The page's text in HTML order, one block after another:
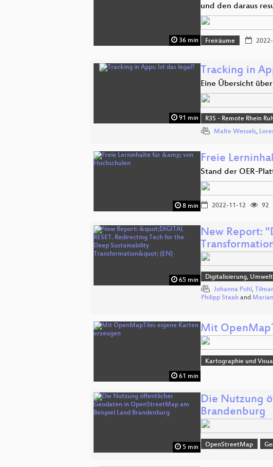
36 min
und den daraus
Freiräume
91 min
Tracking in
Eine Übersicht
R3S - Remote Rhein
Malte Wessels,
8 min
Freie
Stand der OER-
2022-11-12 92
65 min
New Report:
Digitalisierung,
Johanna Pohl,
Philipp Staab and
61 min
Mit
Kartographie und
5 min
Die Nutzung
Brandenburg
OpenStreetMap